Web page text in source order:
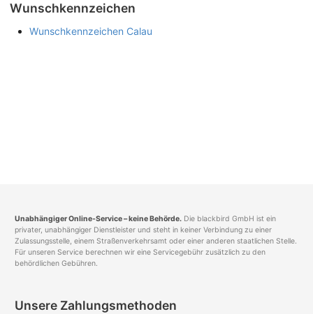
Wunschkennzeichen
Wunschkennzeichen Calau
Unabhängiger Online-Service – keine Behörde. Die blackbird GmbH ist ein
privater, unabhängiger Dienstleister und steht in keiner Verbindung zu einer
Zulassungsstelle, einem Straßenverkehrsamt oder einer anderen staatlichen Stelle.
Für unseren Service berechnen wir eine Servicegebühr zusätzlich zu den
behördlichen Gebühren.
Unsere Zahlungsmethoden